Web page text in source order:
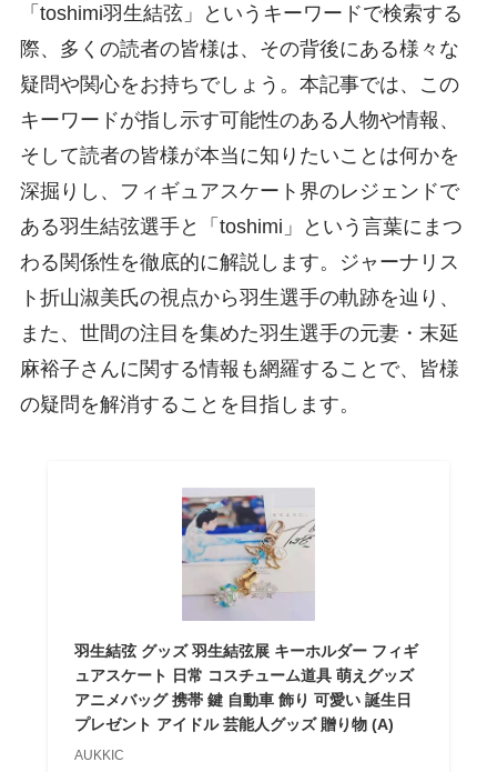
「toshimi羽生結弦」というキーワードで検索する
際、多くの読者の皆様は、その背後にある様々な
疑問や関心をお持ちでしょう。本記事では、この
キーワードが指し示す可能性のある人物や情報、
そして読者の皆様が本当に知りたいことは何かを
深掘りし、フィギュアスケート界のレジェンドで
ある羽生結弦選手と「toshimi」という言葉にまつ
わる関係性を徹底的に解説します。ジャーナリス
ト折山淑美氏の視点から羽生選手の軌跡を辿り、
また、世間の注目を集めた羽生選手の元妻・末延
麻裕子さんに関する情報も網羅することで、皆様
の疑問を解消することを目指します。
羽生結弦 グッズ 羽生結弦展 キーホルダー フィギ
ュアスケート 日常 コスチューム道具 萌えグッズ
アニメバッグ 携帯 鍵 自動車 飾り 可愛い 誕生日
プレゼント アイドル 芸能人グッズ 贈り物 (A)
AUKKIC